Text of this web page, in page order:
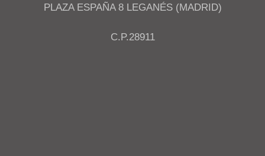
PLAZA ESPAÑA 8 LEGANÉS (MADRID)
C.P.28911